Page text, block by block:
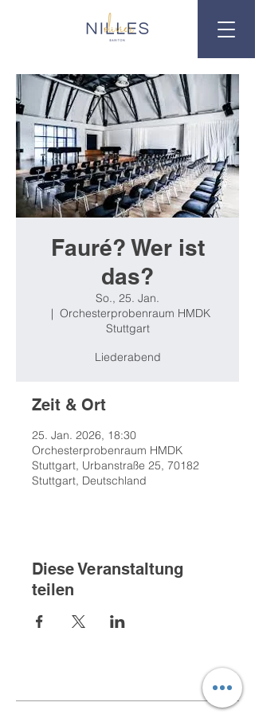
Fauré? Wer ist
das?
So., 25. Jan.
  |
Orchesterprobenraum HMDK
Stuttgart
Liederabend
Zeit & Ort
25. Jan. 2026, 18:30
Orchesterprobenraum HMDK
Stuttgart, Urbanstraße 25, 70182
Stuttgart, Deutschland
Diese Veranstaltung
teilen